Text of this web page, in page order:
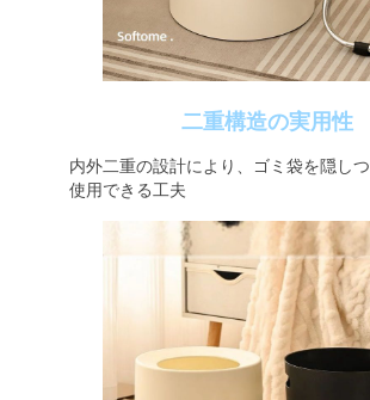
二重構造の実用性
内外二重の設計により、ゴミ袋を隠し
使用できる工夫